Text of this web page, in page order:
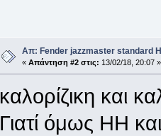
Απ: Fender jazzmaster standard
« Απάντηση #2 στις: 13/02/18, 20:07 »
καλορίζικη και
Γιατί όμως HH